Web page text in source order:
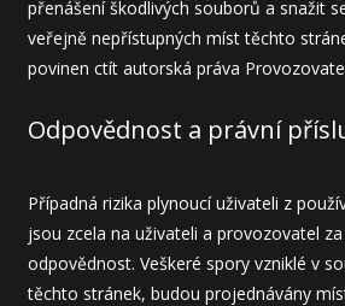
přenášení škodlivých souborů a snažit
veřejně nepřístupných míst těchto
povinen ctít autorská práva
Odpovědnost a právní
Případná rizika plynoucí uživateli z
jsou zcela na uživateli a provozovatel
odpovědnost. Veškeré spory vzniklé v
těchto stránek, budou projednávány